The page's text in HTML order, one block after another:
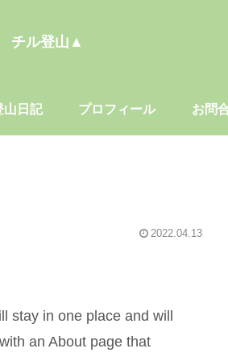
チル登山▲
山日記 プロフィール お問
2022.04.13
stay in one place and will
an About page that